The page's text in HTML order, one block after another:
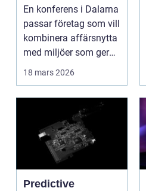
En konferens i Dalarna
passar företag som vill
kombinera affärsnytta
med miljöer som ger
lugn, fokus...
18 mars 2026
Predictive